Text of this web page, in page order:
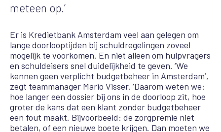
meteen op.’
Er is Kredietbank Amsterdam veel aan gelegen om
lange doorlooptijden bij schuldregelingen zoveel
mogelijk te voorkomen. En niet alleen om hulpvragers
en schuldeisers snel duidelijkheid te geven. ‘We
kennen geen verplicht budgetbeheer in Amsterdam’,
zegt teammanager Mario Visser. ‘Daarom weten we:
hoe langer een dossier bij ons in de doorloop zit, hoe
groter de kans dat een klant zonder budgetbeheer
een fout maakt. Bijvoorbeeld: de zorgpremie niet
betalen, of een nieuwe boete krijgen. Dan moeten we